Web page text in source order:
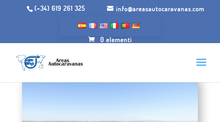
(+34) 619 261 325 info@areasautocaravanas.com
0 elementi